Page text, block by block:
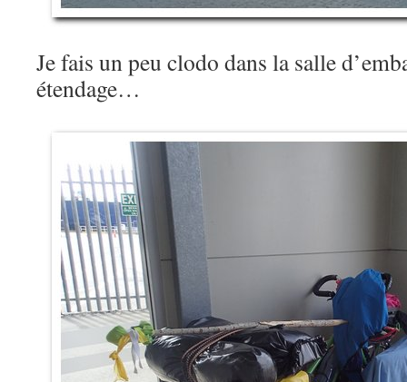
Je fais un peu clodo dans la salle
étendage…